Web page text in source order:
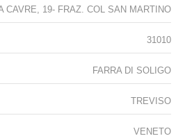
CAVRE, 19- FRAZ. COL SAN MARTINO
31010
FARRA DI SOLIGO
TREVISO
VENETO